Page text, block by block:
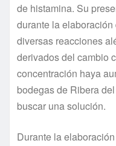
de histamina. Su
durante la
diversas reacciones
derivados del cambio
concentración haya
bodegas de Ribera
buscar una solución.
Durante la